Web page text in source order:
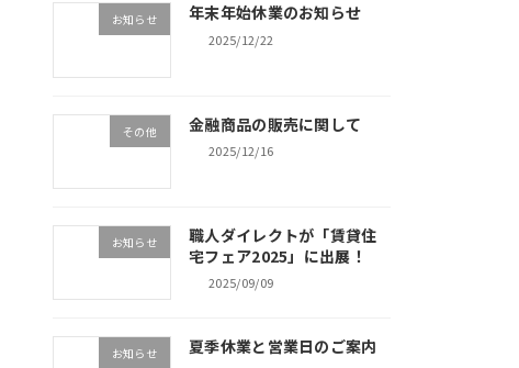
お知らせ 年末年始休業のお知らせ
2025/12/22
その他 金融商品の販売に関して
2025/12/16
お知らせ
職人ダイレクトが「賃貸住
宅フェア2025」に出展！
2025/09/09
お知らせ 夏季休業と営業日のご案内